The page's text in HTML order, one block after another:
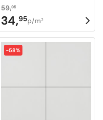
59,95
Oorspronkelijke
prijs
was:
59,95.
34,95
Huidige
prijs
is:
34,95.
p/m2
-58%